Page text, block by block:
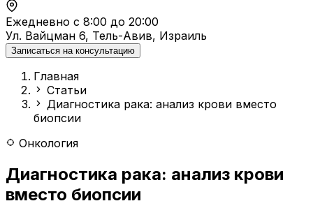
Ежедневно с 8:00 до 20:00
Ул. Вайцман 6, Тель-Авив, Израиль
Записаться на консультацию
Главная
Статьи
Диагностика рака: анализ крови вместо
биопсии
Онкология
Диагностика рака: анализ крови
вместо биопсии